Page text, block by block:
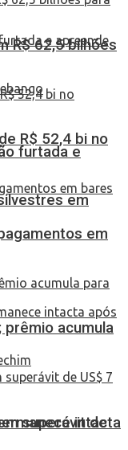
furtada e
em
intacta
R$ 62,5 bilhões
R$ 52,4 bi no
em
prêmio acumula
superávit de